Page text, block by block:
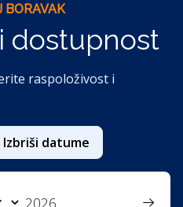
BORAVAK
dostupnost
raspoloživost i
Izbriši datume